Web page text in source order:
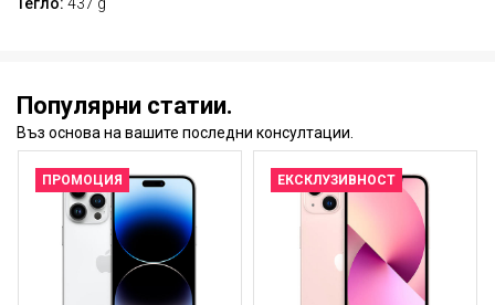
Популярни статии.
Въз основа на вашите последни консултации.
ПРОМОЦИЯ ЕКСКЛУЗИВНОСТ